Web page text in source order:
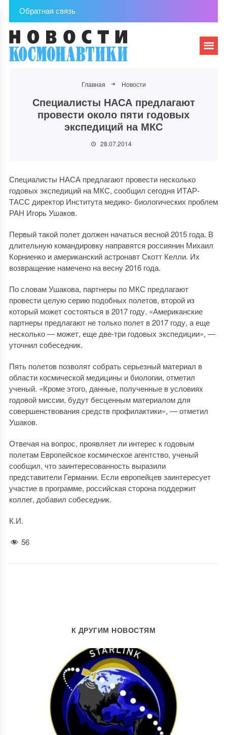
Обратная связь
Главная Новости
Специалисты НАСА предлагают
провести около пяти годовых
экспедиций на МКС
28.07.2014
Специалисты НАСА предлагают провести несколько
годовых экспедиций на МКС, сообщил сегодня ИТАР-
ТАСС директор Института медико- биологических проблем
РАН Игорь Ушаков.
Первый такой полет должен начаться весной 2015 года. В
длительную командировку направятся россиянин Михаил
Корниенко и американский астронавт Скотт Келли. Их
возвращение намечено на весну 2016 года.
По словам Ушакова, партнеры по МКС предлагают
провести целую серию подобных полетов, второй из
который может состояться в 2017 году. «Американские
партнеры предлагают не только полет в 2017 году, а еще
несколько — может, еще две-три годовых экспедиции», —
уточнил собеседник.
Пять полетов позволят собрать серьезный материал в
области космической медицины и биологии, отметил
ученый. «Кроме этого, данные, полученные в условиях
годовой миссии, будут бесценным материалом для
совершенствования средств профилактики», — отметил
Ушаков.
Отвечая на вопрос, проявляет ли интерес к годовым
полетам Европейское космическое агентство, ученый
сообщил, что заинтересованность выразили
представители Германии. Если европейцев заинтересует
участие в программе, российская сторона поддержит
коллег, добавил собеседник.
К.И.
56
К ДРУГИМ НОВОСТЯМ